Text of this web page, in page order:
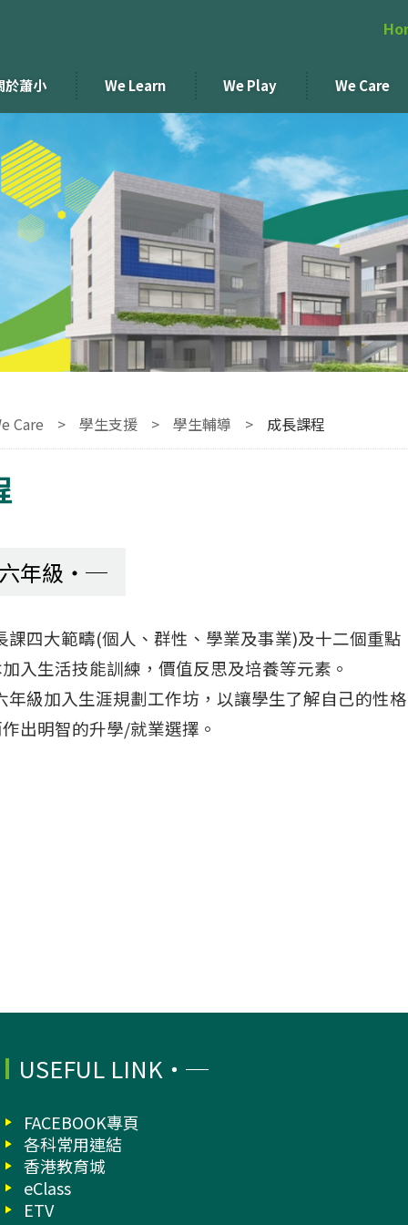
於蕭小 We Learn We Play We Care
Care > 學生支援 > 學生輔導 > 成長課程
年級
課四大範疇(個人、群性、學業及事業)及十二個重
入生活技能訓練，價值反思及培養等元素。
年級加入生涯規劃工作坊，以讓學生了解自己的性
出明智的升學/就業選擇。
USEFUL LINK
FACEBOOK專頁
各科常用連結
香港教育城
eClass
ETV